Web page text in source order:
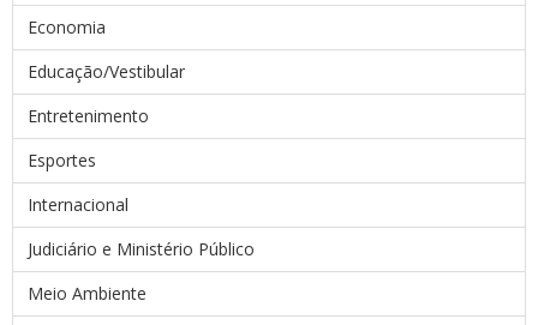
Economia
Educação/Vestibular
Entretenimento
Esportes
Internacional
Judiciário e Ministério Público
Meio Ambiente